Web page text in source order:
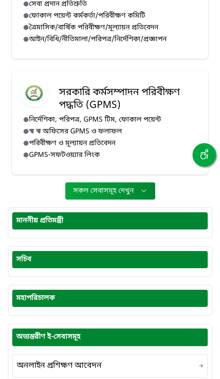
সেবা প্রদান প্রতিশ্রুতি
ফোকাল পয়েন্ট কর্মকর্তা/পরিবীক্ষণ কমিটি
ত্রৈমাসিক/বার্ষিক পরিবীক্ষণ/মূল্যায়ন প্রতিবেদন
আইন/বিধি/নীতিমালা/পরিপত্র/নির্দেশিকা/প্রজ্ঞাপন
সরকারি কর্মসম্পাদন পরিবীক্ষণ
পদ্ধতি (GPMS)
নির্দেশিকা, পরিপত্র, GPMS টিম, ফোকাল পয়েন্ট
স্ব স্ব অফিসের GPMS ও ফলাফল
পরিবীক্ষণ ও মূল্যায়ন প্রতিবেদন
GPMS-সফটওয়্যার লিংক
সকল সেবাসমূহ দেখুন
মাননীয় প্রতিমন্ত্রী
সচিব
মহাপরিচালক
অভ্যন্তরীণ ই-সেবাসমূহ
অনলাইন প্রশিক্ষণ আবেদন